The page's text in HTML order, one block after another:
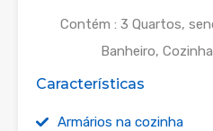
Contém : 3 Quartos,
Banheiro,
Características
Armários na cozinha